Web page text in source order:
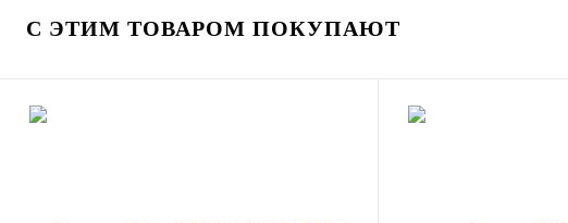
В корзину
С ЭТИМ ТОВАРОМ ПОКУПАЮТ